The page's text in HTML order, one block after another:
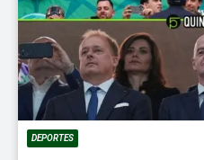
DEPORTES